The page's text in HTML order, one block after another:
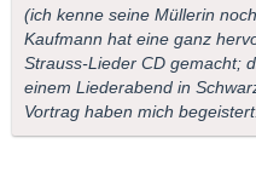
(ich kenne seine Müllerin
Kaufmann hat eine ganz
Strauss-Lieder CD gemacht;
einem Liederabend in
Vortrag haben mich begeistert.